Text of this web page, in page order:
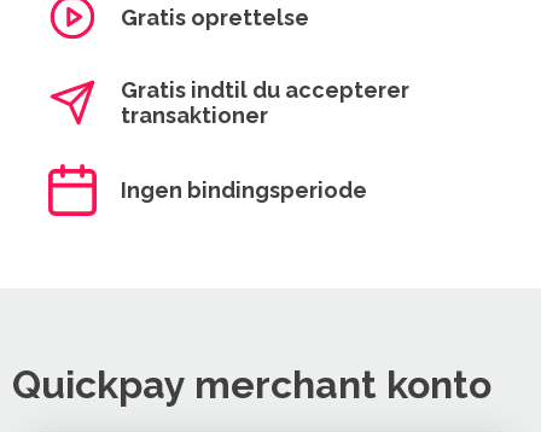
Gratis oprettelse
Gratis indtil du accepterer
transaktioner
Ingen bindingsperiode
Quickpay merchant konto